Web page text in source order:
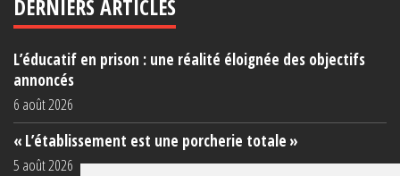
DERNIERS ARTICLES
L’éducatif en prison : une réalité éloignée des objectifs
annoncés
6 août 2026
« L’établissement est une porcherie totale »
5 août 2026